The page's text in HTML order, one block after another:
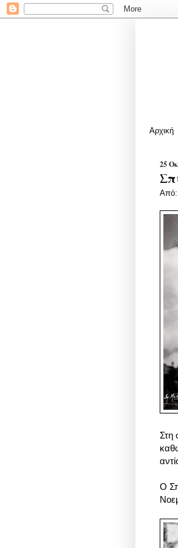
Αρχική
25
Από:
Στη
Ο